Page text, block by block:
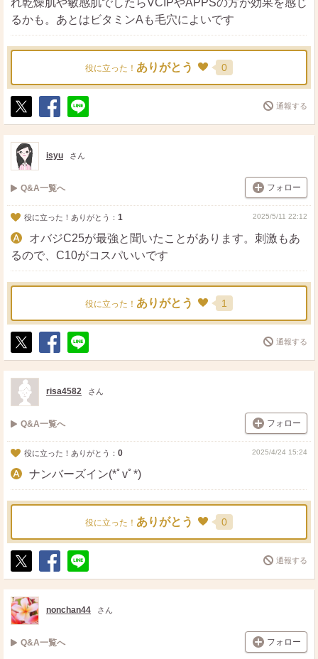
れ乾燥肌や敏感肌でしたらVCIPやAPPSの方が効果を感じ
るかも。あとはビタミンAも毛穴によいです
役に立った！ ありがとう 0
ポ
ス
ト
シ
ェ
送
る
通報する
isyu さん
Q&A一覧へ フォロー
役に立った！ありがとう： 1 2025/5/11 22:12
オバジC25が最強と聞いたことがあります。刺激もあ
るので、C10がコスパいいです
役に立った！ ありがとう 1
ポ
ス
ト
シ
ェ
送
る
通報する
risa4582 さん
Q&A一覧へ フォロー
役に立った！ありがとう： 0 2025/4/24 15:24
ナンバーズイン(*ﾟvﾟ*)
役に立った！ ありがとう 0
ポ
ス
ト
シ
ェ
送
る
通報する
nonchan44 さん
Q&A一覧へ フォロー